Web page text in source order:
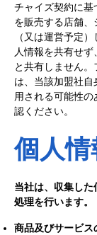
チャイズ契約に基
を販売する店舗
（又は運営予定
人情報を共有せ
と共有しません
は、当該加盟社
用される可能性
認ください。
個人
当社は、収集し
処理を行います。
商品及びサービス